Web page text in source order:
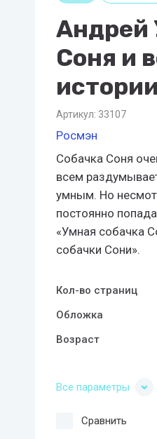
Андрей
Соня и
Артикул: 33107
Росмэн
Собачка Соня
всем
умным. Но
постоянно
«Умная собачка
собачки Сони».
Кол-во страниц
Обложка
Возраст
Все параметры
Сравнить